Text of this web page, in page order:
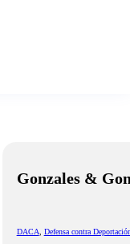
Gonzales &
DACA, Defensa contra